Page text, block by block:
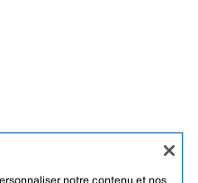
notre contenu et nos